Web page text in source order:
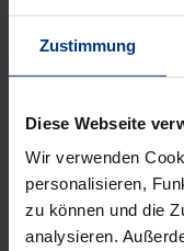
Zustimmung
Diese Webseite
Wir verwenden
personalisieren,
zu können und die
analysieren.
Preisangaben inkl.
kann die MwSt. an
Zur
Hinweise zu